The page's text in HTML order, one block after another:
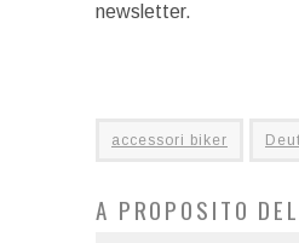
newsletter.
accessori biker
A PROPOSITO